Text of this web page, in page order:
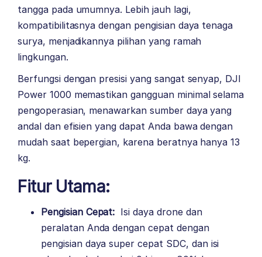
tangga pada umumnya. Lebih jauh lagi,
kompatibilitasnya dengan pengisian daya tenaga
surya, menjadikannya pilihan yang ramah
lingkungan.
Berfungsi dengan presisi yang sangat senyap, DJI
Power 1000 memastikan gangguan minimal selama
pengoperasian, menawarkan sumber daya yang
andal dan efisien yang dapat Anda bawa dengan
mudah saat bepergian, karena beratnya hanya 13
kg.
Fitur Utama:
Pengisian Cepat: Isi daya drone dan
peralatan Anda dengan cepat dengan
pengisian daya super cepat SDC, dan isi